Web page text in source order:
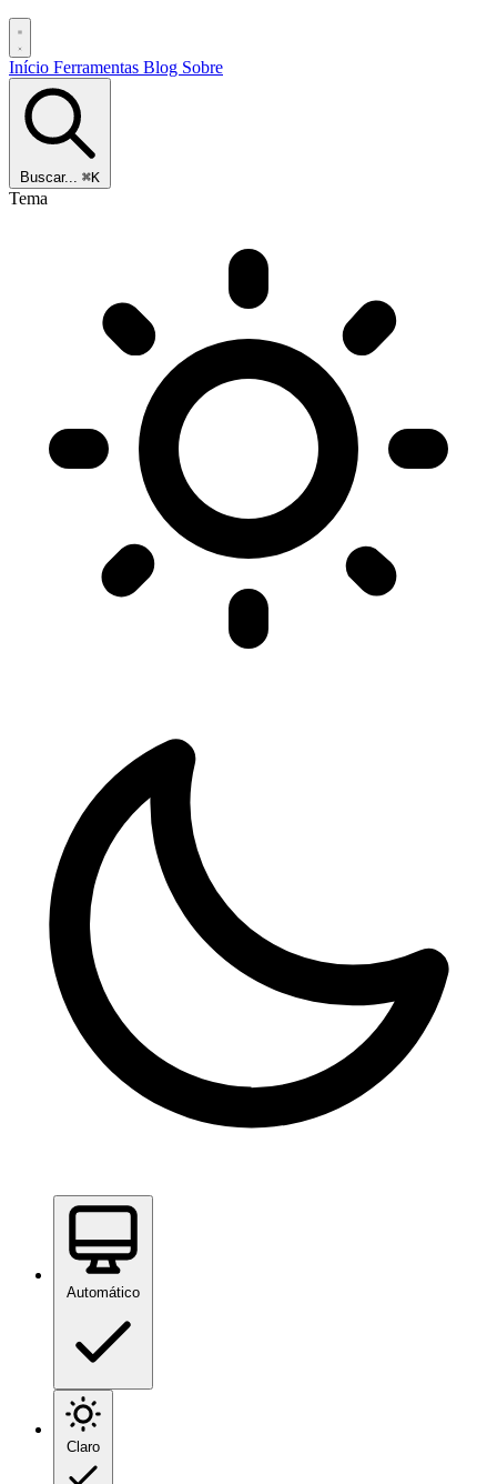
Início Ferramentas Blog Sobre
Buscar... ⌘K
Tema
Automático
Claro